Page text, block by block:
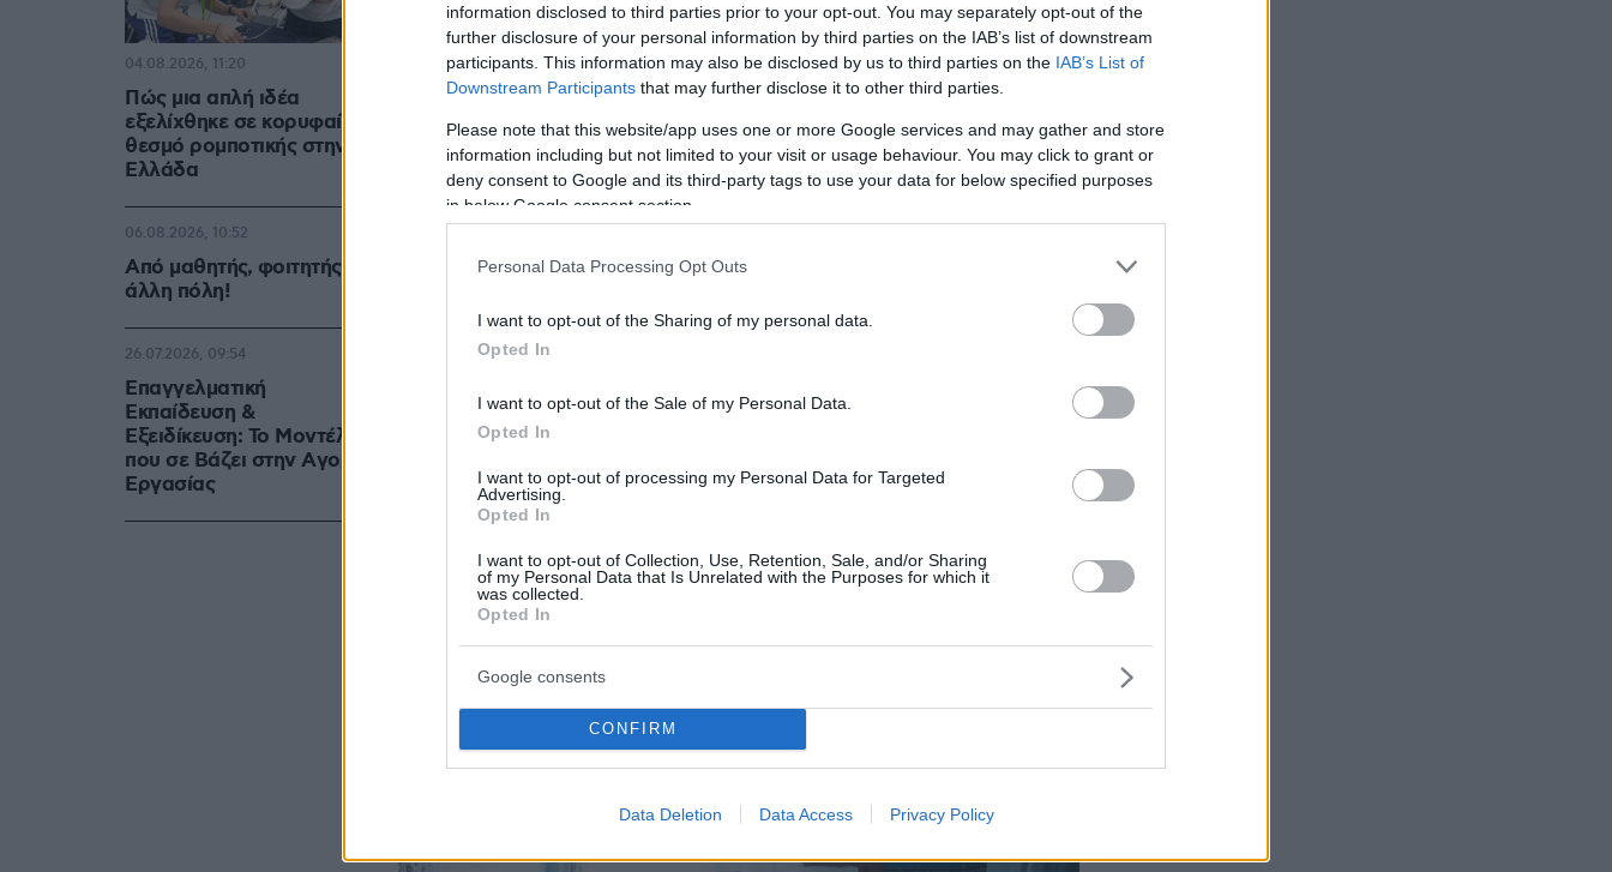
information disclosed to third parties prior to your opt-out. You may separately opt-out of the
further disclosure of your personal information by third parties on the IAB’s list of downstream
participants. This information may also be disclosed by us to third parties on the IAB’s List of
Downstream Participants that may further disclose it to other third parties.
Please note that this website/app uses one or more Google services and may gather and store
information including but not limited to your visit or usage behaviour. You may click to grant or
deny consent to Google and its third-party tags to use your data for below specified purposes
in below Google consent section.
Personal Data Processing Opt Outs
I want to opt-out of the Sharing of my personal data.
Opted In
I want to opt-out of the Sale of my Personal Data.
Opted In
I want to opt-out of processing my Personal Data for Targeted
Advertising.
Opted In
I want to opt-out of Collection, Use, Retention, Sale, and/or Sharing
of my Personal Data that Is Unrelated with the Purposes for which it
was collected.
Opted In
Google consents
CONFIRM
Data Deletion Data Access Privacy Policy
View this post on Instagram
A post shared by Emily Ratajkowski (@emrata)
Πώς μια απλή ιδέα
εξελίχθηκε σε κορυφαίο
θεσμό ρομποτικής στην
Ελλάδα
04.08.2026, 11:20
Από μαθητής, φοιτητής σε
άλλη πόλη!
06.08.2026, 10:52
Επαγγελματική
Εκπαίδευση &
Εξειδίκευση: Το Mοντέλο
που σε Bάζει στην Aγορά
Eργασίας
26.07.2026, 09:54